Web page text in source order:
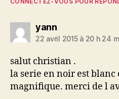
yanndit :
22 avril 2015 à 20 h 24
salut christian .
la serie en noir est
magnifique. merci de l